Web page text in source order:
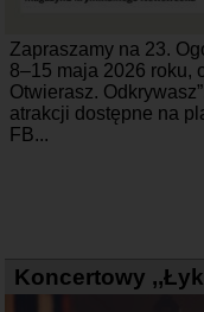
Zapraszamy na 23.
8–15 maja 2026 roku,
Otwierasz.
atrakcji dostępne na
FB...
Koncertowy